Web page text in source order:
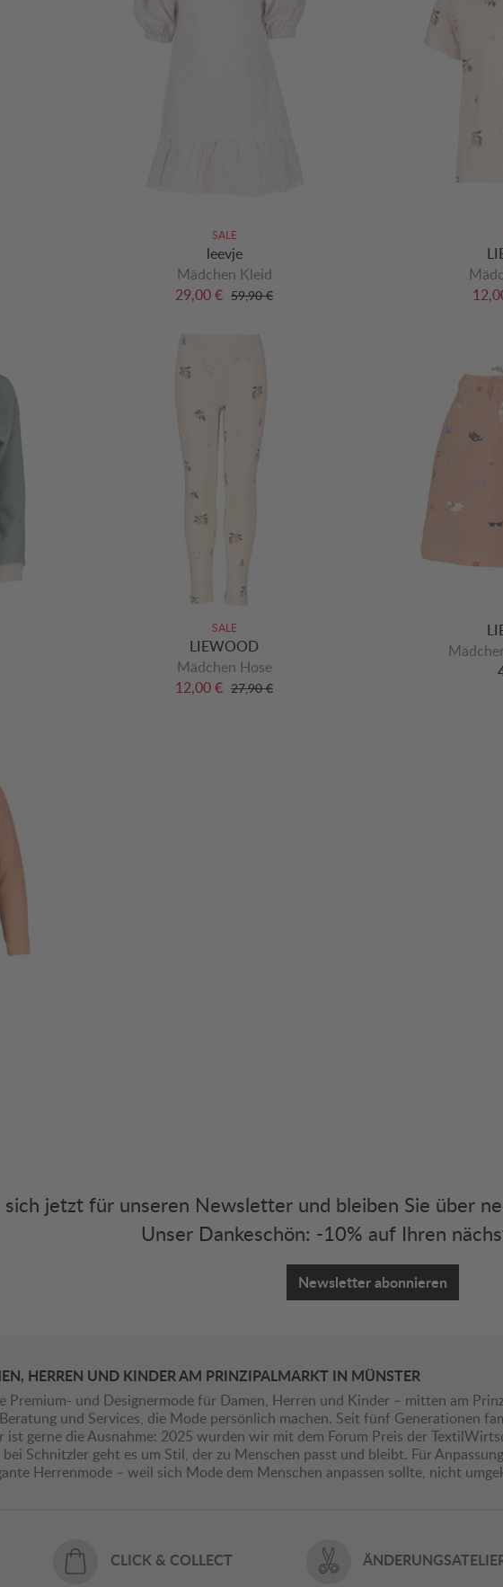
SALE
leevje
Mädchen Kleid
29,00 € 59,90 €
SALE
LIEWOOD
Mädchen Hose
12,00 € 27,90 €
sich jetzt für unseren Newsletter und bleiben Sie über
Unser Dankeschön: -10% auf Ihren
Newsletter abonnieren
HERREN UND KINDER AM PRINZIPALMARKT IN MÜNSTER
Premium- und Designermode für Damen, Herren und Kinder – mitten am
und Services, die Mode persönlich machen. Seit fünf Generationen
ist gerne die Ausnahme: 2025 wurden wir mit dem Forum Preis der
Schnitzler geht es um Stil, der zu Menschen passt und bleibt. Für
Herrenmode – weil sich Mode dem Menschen anpassen sollte, nicht
CLICK & COLLECT